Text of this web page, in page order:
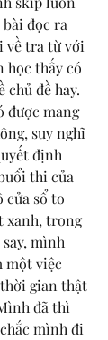
đọc ra
về tra từ với
học thấy có
chủ đề hay.
được mang
suy nghĩ
định
thi của
cửa sổ to
xanh, trong
mình
một việc
gian thật
đã thì
mình đi